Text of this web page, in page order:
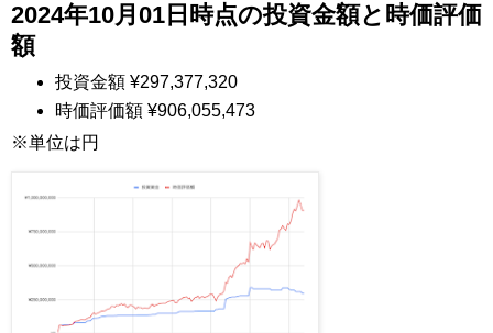
2024年10月01日時点の投資金額と時価評価
額
投資金額 ¥297,377,320
時価評価額 ¥906,055,473
※単位は円